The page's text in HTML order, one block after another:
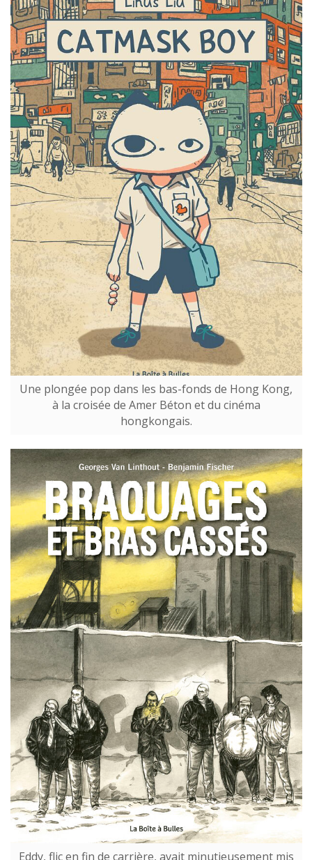
Une plongée pop dans les bas-fonds de Hong Kong,
à la croisée de Amer Béton et du cinéma
hongkongais.
Eddy, flic en fin de carrière, avait minutieusement mis